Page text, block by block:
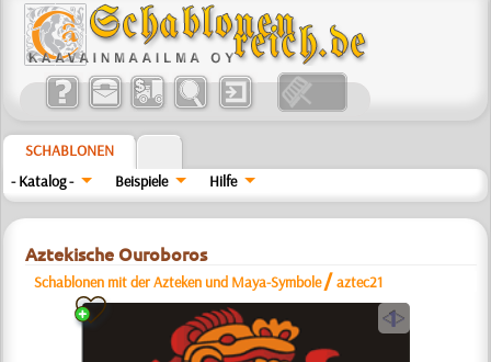
SCHABLONEN
- Katalog -
Beispiele Hilfe
Aztekische Ouroboros
Schablonen mit der Azteken und Maya-Symbole /aztec21
a